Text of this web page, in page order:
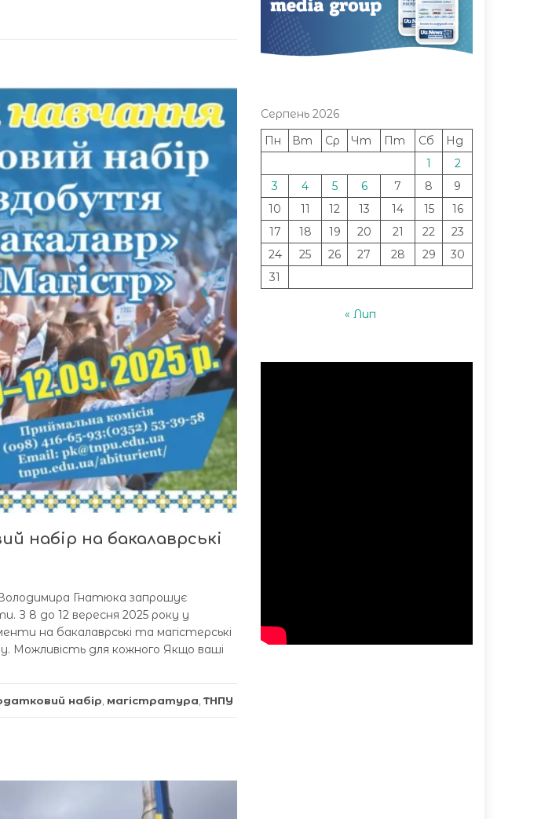
набір на бакалаврські
Володимира Гнатюка запрошує
З 8 до 12 вересня 2025 року у
на бакалаврські та магістерські
Можливість для кожного Якщо ваші
набір магістратура ТНПУ
Серпень 2026
Пн
Вт Ср Чт Пт Сб
Нд
1
2
3
4 5 6 7 8
9
10
11 12 13 14 15
16
17
18 19 20 21 22
23
24
25 26 27 28 29
30
31
« Лип